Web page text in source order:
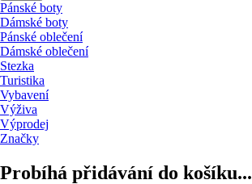
Pánské boty
Dámské boty
Pánské oblečení
Dámské oblečení
Stezka
Turistika
Vybavení
Výživa
Výprodej
Značky
Probíhá přidávání do košíku...